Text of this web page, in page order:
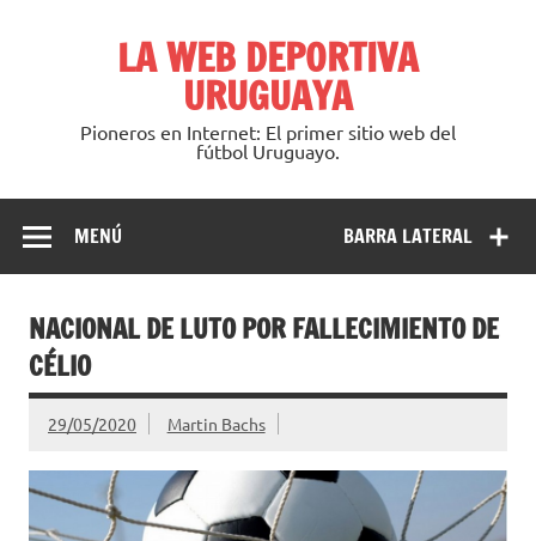
LA WEB DEPORTIVA
URUGUAYA
Pioneros en Internet: El primer sitio web del
fútbol Uruguayo.
BARRA LATERAL
MENÚ
NACIONAL DE LUTO POR FALLECIMIENTO DE
CÉLIO
29/05/2020 Martin Bachs